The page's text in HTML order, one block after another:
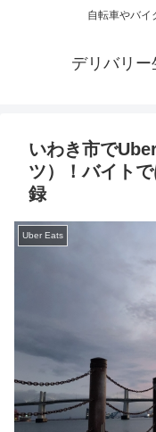
自転車やバイ
デリバリー
いわき市で
ツ）！バイト
録
Uber Eats